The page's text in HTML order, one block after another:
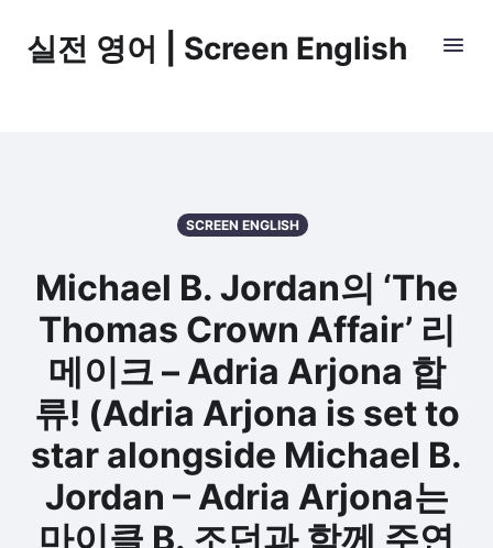
실전 영어 | Screen English
SCREEN ENGLISH
Michael B. Jordan의 ‘The
Thomas Crown Affair’ 리
메이크 – Adria Arjona 합
류! (Adria Arjona is set to
star alongside Michael B.
Jordan – Adria Arjona는
마이클 B. 조던과 함께 주연